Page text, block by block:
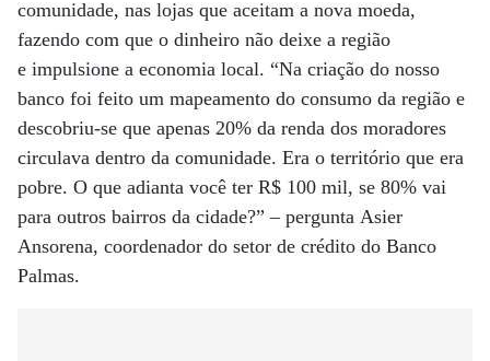
comunidade, nas lojas que aceitam a nova moeda,
fazendo com que o dinheiro não deixe a região
e impulsione a economia local. “Na criação do nosso
banco foi feito um mapeamento do consumo da região e
descobriu-se que apenas 20% da renda dos moradores
circulava dentro da comunidade. Era o território que era
pobre. O que adianta você ter R$ 100 mil, se 80% vai
para outros bairros da cidade?” – pergunta Asier
Ansorena, coordenador do setor de crédito do Banco
Palmas.